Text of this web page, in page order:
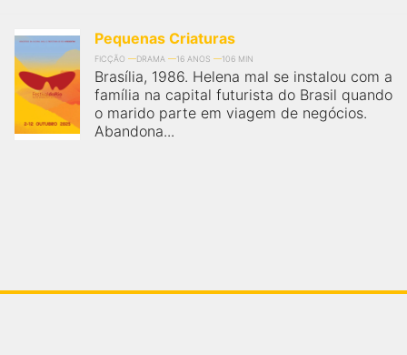
Pequenas Criaturas
FICÇÃO DRAMA 16 ANOS 106 MIN
Brasília, 1986. Helena mal se instalou com a
família na capital futurista do Brasil quando
o marido parte em viagem de negócios.
Abandona...